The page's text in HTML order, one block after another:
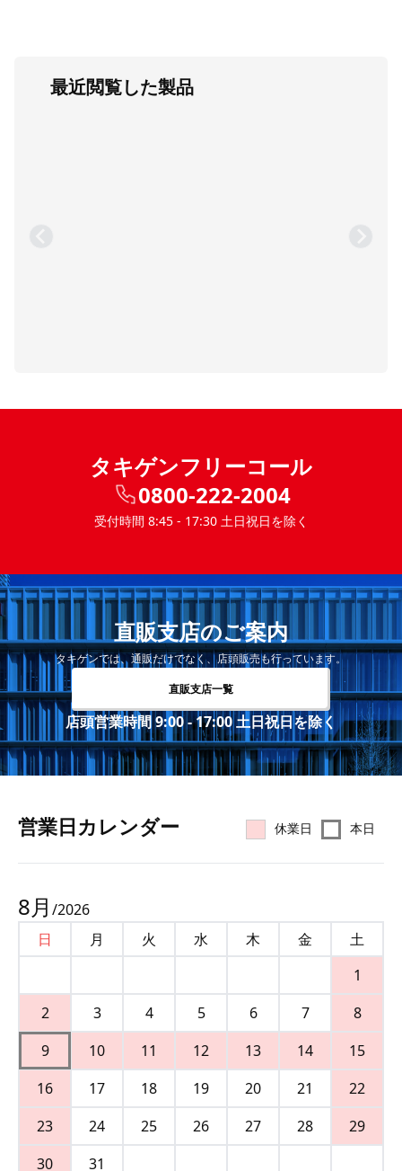
最近閲覧した製品
タキゲンフリーコール
0800-222-2004
受付時間 8:45 - 17:30 土日祝日を除く
直販支店のご案内
タキゲンでは、通販だけでなく、店頭販売も行っています。
直販支店一覧
店頭営業時間 9:00 - 17:00 土日祝日を除く
営業⽇カレンダー 休業日 本日
8月 /2026
日
月 火 水 木 金
土
1
2
3 4 5 6 7
8
9
10 11 12 13 14
15
16
17 18 19 20 21
22
23
24 25 26 27 28
29
30
31